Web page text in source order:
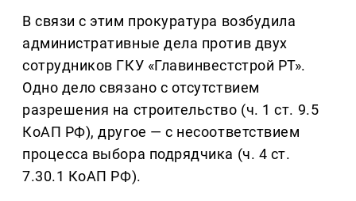
В связи с этим прокуратура возбудила
административные дела против двух
сотрудников ГКУ «Главинвестстрой РТ».
Одно дело связано с отсутствием
разрешения на строительство (ч. 1 ст. 9.5
КоАП РФ), другое — с несоответствием
процесса выбора подрядчика (ч. 4 ст.
7.30.1 КоАП РФ).